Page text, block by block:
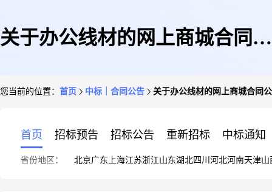
关于办公线材的网上商城合同公
您当前的位置： 首页 中标｜合同公告 关于办公线材的网上商城合同
首页 招标预告 招标公告 重新招标 中标通知
省份地区： 北京广东 上海江苏浙江山东湖北四川 河北河南天津山